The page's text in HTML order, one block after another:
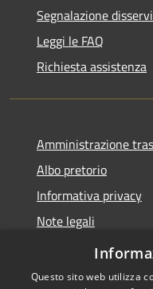
Segnalazione
Leggi le FAQ
Richiesta assistenza
Amministrazione
Albo pretorio
Informativa privacy
Note legali
Dichiarazione di
Questo sito web utilizza